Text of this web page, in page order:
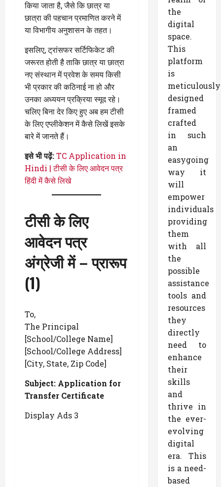
किया जाता है, जैसे कि छात्र या
छात्रा की पहचान प्रमाणित करने में
या विभागीय अनुशासन के तहत।
इसलिए, ट्रांसफर सर्टिफिकेट की
जरूरत होती है ताकि छात्र या छात्रा
नए संस्थान में प्रवेश के समय किसी
भी प्रकार की कठिनाई ना हो और
उनका अध्ययन प्रक्रिया स्मूद रहे।
चलिए बिना देर किए हुए अब हम टीसी
के लिए एप्लीकेशन में कैसे लिखें इसके
बारे में जानते हैं।
इसे भी पढ़ें:TC Application in
Hindi | टीसी के लिए आवेदन पत्र
हिंदी में कैसे लिखे
टीसी के लिए
आवेदन पत्र
अंग्रेजी में– प्रारूप
(1)
To,
The Principal
[School/College Name]
[School/College Address]
[City, State, Zip Code]
Subject: Application for
Transfer Certificate
Display Ads 3
the
digital
space.
This
platform
is
meticulously
designed
framed
crafted
in such
an
easygoing
way it
will
empower
individuals
providing
them
with all
the
possible
assistance
tools and
resources
they
directly
need to
enhance
their
skills
and
thrive in
the ever-
evolving
digital
era. This
is a need-
based